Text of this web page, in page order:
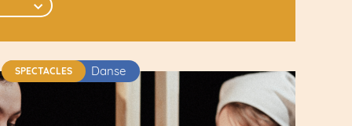
SPECTACLES Danse